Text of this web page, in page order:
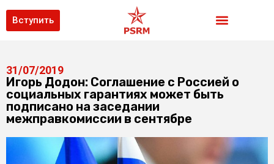
Вступить
31/07/2019
Игорь Додон: Соглашение с Россией о
социальных гарантиях может быть
подписано на заседании
межправкомиссии в сентябре